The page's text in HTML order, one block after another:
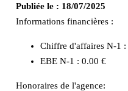
Publiée le : 18/07/2025
Informations financières :
Chiffre d'affaires N-1 :
EBE N-1 : 0.00 €
Honoraires de l'agence: